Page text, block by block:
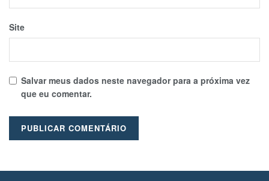
Site
Salvar meus dados neste navegador para a próxima vez
que eu comentar.